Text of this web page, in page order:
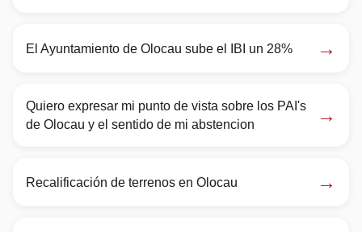
El Ayuntamiento de Olocau sube el IBI un 28% →
Quiero expresar mi punto de vista sobre los PAI's
de Olocau y el sentido de mi abstencion
→
Recalificación de terrenos en Olocau →